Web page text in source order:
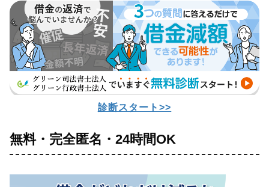
診断スタート>>
無料・完全匿名・24時間OK